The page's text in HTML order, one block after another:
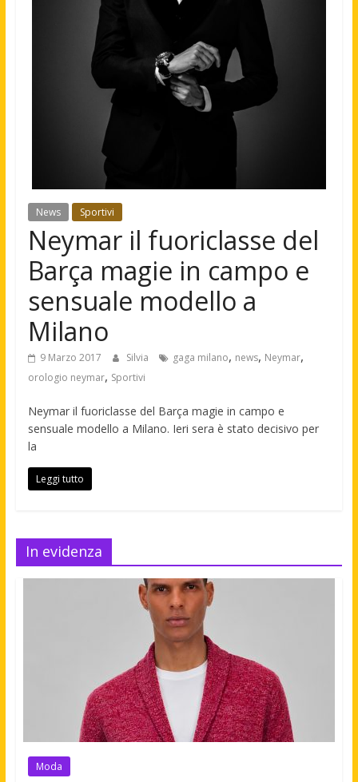
News Sportivi
Neymar il fuoriclasse del
Barça magie in campo e
sensuale modello a
Milano
9 Marzo 2017 Silvia gaga milano, news, Neymar,
orologio neymar, Sportivi
Neymar il fuoriclasse del Barça magie in campo e
sensuale modello a Milano. Ieri sera è stato decisivo per
la
Leggi tutto
In evidenza
Moda